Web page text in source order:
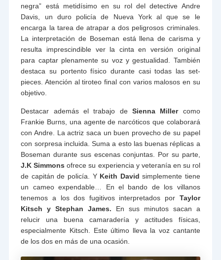
negra” está metidísimo en su rol del detective Andre
Davis, un duro policía de Nueva York al que se le
encarga la tarea de atrapar a dos peligrosos criminales.
La interpretación de Boseman está llena de carisma y
resulta imprescindible ver la cinta en versión original
para captar plenamente su voz y gestualidad. También
destaca su portento físico durante casi todas las set-
pieces. Atención al tiroteo final con varios malosos en su
objetivo.
Destacar además el trabajo de Sienna Millercomo
Frankie Burns, una agente de narcóticos que colaborará
con Andre. La actriz saca un buen provecho de su papel
con sorpresa incluida. Suma a esto las buenas réplicas a
Boseman durante sus escenas conjuntas. Por su parte,
J.K Simmons ofrece su experiencia y veteranía en su rol
de capitán de policía. YKeith David simplemente tiene
un cameo expendable… En el bando de los villanos
tenemos a los dos fugitivos interpretados por Taylor
Kitsch y Stephan James. En sus minutos sacan a
relucir una buena camaradería y actitudes físicas,
especialmente Kitsch. Este último lleva la voz cantante
de los dos en más de una ocasión.